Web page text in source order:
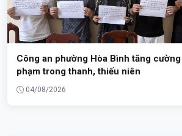
Công an phường Hòa Bình tăng
phạm trong thanh, thiếu niên
04/08/2026